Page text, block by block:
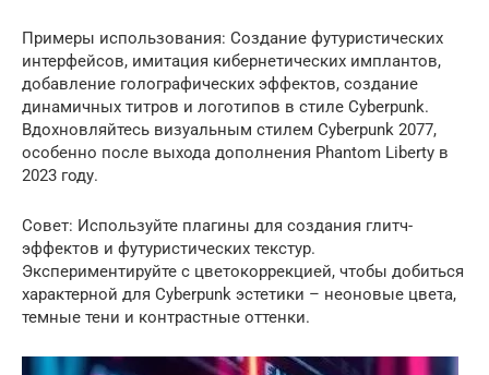
Примеры использования: Создание футуристических
интерфейсов, имитация кибернетических имплантов,
добавление голографических эффектов, создание
динамичных титров и логотипов в стиле Cyberpunk.
Вдохновляйтесь визуальным стилем Cyberpunk 2077,
особенно после выхода дополнения Phantom Liberty в
2023 году.
Совет: Используйте плагины для создания глитч-
эффектов и футуристических текстур.
Экспериментируйте с цветокоррекцией, чтобы добиться
характерной для Cyberpunk эстетики – неоновые цвета,
темные тени и контрастные оттенки.